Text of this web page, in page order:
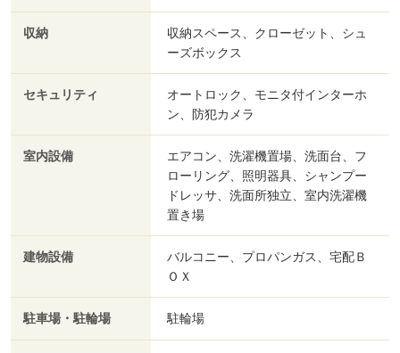
収納
収納スペース、クローゼット、シュ
ーズボックス
セキュリティ
オートロック、モニタ付インターホ
ン、防犯カメラ
室内設備
エアコン、洗濯機置場、洗面台、フ
ローリング、照明器具、シャンプー
ドレッサ、洗面所独立、室内洗濯機
置き場
建物設備
バルコニー、プロパンガス、宅配Ｂ
ＯＸ
駐車場・駐輪場 駐輪場